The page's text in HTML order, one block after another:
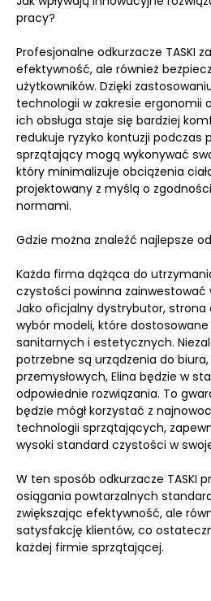
pracy?
Profesjonalne odkurzacze TASKI
efektywność, ale również
użytkowników. Dzięki
technologii w zakresie ergonomii
ich obsługa staje się bardziej
redukuje ryzyko kontuzji podczas
sprzątający mogą wykonywać
który minimalizuje obciążenia
projektowany z myślą o
normami.
Gdzie można znaleźć najlepsze
Każda firma dążąca do
czystości powinna zainwestować
Jako oficjalny dystrybutor,
wybór modeli, które
sanitarnych i estetycznych.
potrzebne są urządzenia do biura,
przemysłowych, Elina będzie w
odpowiednie rozwiązania. To
będzie mógł korzystać z
technologii sprzątających,
wysoki standard czystości w
W ten sposób odkurzacze TASKI
osiągania powtarzalnych
zwiększając efektywność, ale
satysfakcję klientów, co
każdej firmie sprzątającej.